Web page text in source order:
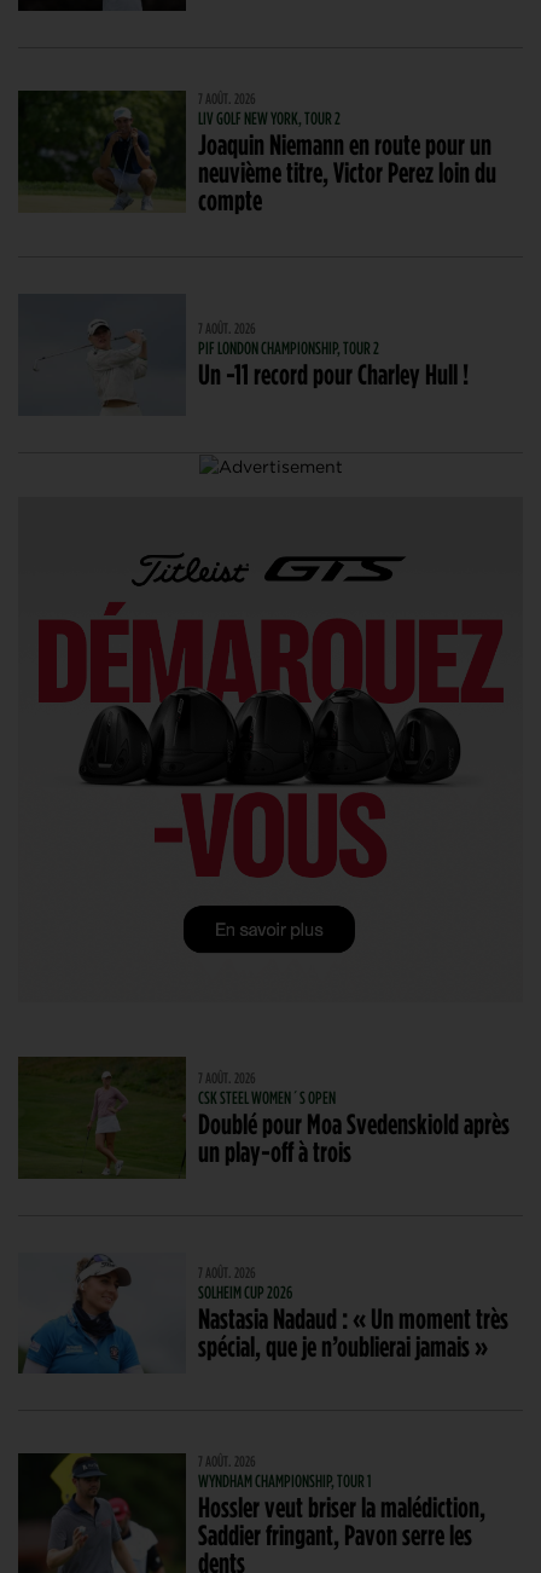
7 AOÛT. 2026
LIV GOLF NEW YORK, TOUR 2
Joaquin Niemann en route pour un
neuvième titre, Victor Perez loin du
compte
7 AOÛT. 2026
PIF LONDON CHAMPIONSHIP, TOUR 2
Un -11 record pour Charley Hull !
7 AOÛT. 2026
CSK STEEL WOMEN´S OPEN
Doublé pour Moa Svedenskiold après
un play-off à trois
7 AOÛT. 2026
SOLHEIM CUP 2026
Nastasia Nadaud : « Un moment très
spécial, que je n’oublierai jamais »
7 AOÛT. 2026
WYNDHAM CHAMPIONSHIP, TOUR 1
Hossler veut briser la malédiction,
Saddier fringant, Pavon serre les
dents